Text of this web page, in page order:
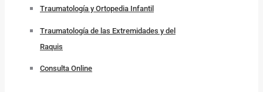
Traumatología y Ortopedia Infantil
Traumatología de las Extremidades y del
Raquis
Consulta Online